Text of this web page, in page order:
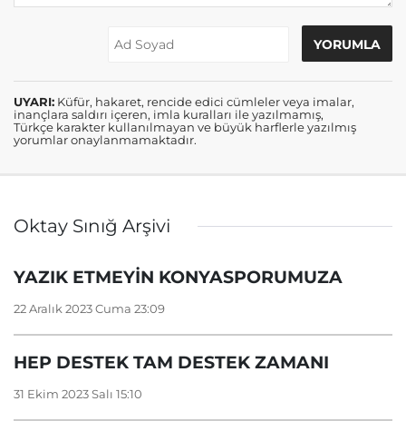
UYARI: Küfür, hakaret, rencide edici cümleler veya imalar,
inançlara saldırı içeren, imla kuralları ile yazılmamış,
Türkçe karakter kullanılmayan ve büyük harflerle yazılmış
yorumlar onaylanmamaktadır.
Oktay Sınığ Arşivi
YAZIK ETMEYİN KONYASPORUMUZA
22 Aralık 2023 Cuma 23:09
HEP DESTEK TAM DESTEK ZAMANI
31 Ekim 2023 Salı 15:10